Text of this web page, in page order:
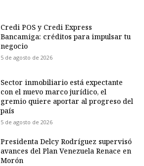
Credi POS y Credi Express
Bancamiga: créditos para impulsar tu
negocio
5 de agosto de 2026
Sector inmobiliario está expectante
con el nuevo marco jurídico, el
gremio quiere aportar al progreso del
país
5 de agosto de 2026
Presidenta Delcy Rodríguez supervisó
avances del Plan Venezuela Renace en
Morón